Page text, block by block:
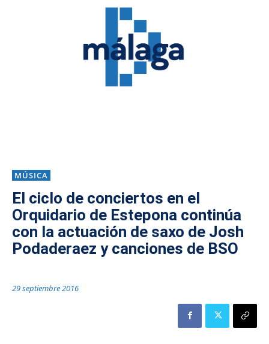
MÚSICA
El ciclo de conciertos en el
Orquidario de Estepona continúa
con la actuación de saxo de Josh
Podaderaez y canciones de BSO
29 septiembre 2016